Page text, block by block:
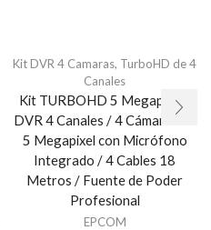
Kit DVR 4 Camaras, TurboHD de 4
Canales
Kit TURBOHD 5 Megapixel /
DVR 4 Canales / 4 Cámaras de
5 Megapixel con Micrófono
Integrado / 4 Cables 18
Metros / Fuente de Poder
Profesional
EPCOM